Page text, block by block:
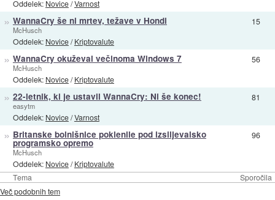
Tema Sporočila
Oddelek: Novice/Varnost
» WannaCry še ni mrtev, težave v Hondi
McHusch
Oddelek: Novice/Kriptovalute
15
» WannaCry okuževal večinoma Windows 7
McHusch
Oddelek: Novice/Kriptovalute
56
» 22-letnik, ki je ustavil WannaCry: Ni še konec!
easytm
Oddelek: Novice/Varnost
81
» Britanske bolnišnice poklenile pod izsiljevalsko
programsko opremo
McHusch
Oddelek: Novice/Kriptovalute
96
Več podobnih tem